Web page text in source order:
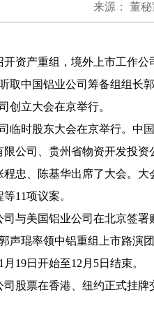
来源： 董秘
资产重组，境外上市工作
取中国铝业公司筹备组组长
创立大会在京举行。
临时股东大会在京举行。
公司、贵州省物资开发投
忠、陈基华出席了大会。
11项议案。
与美国铝业公司在北京签署
声琨率领中铝重组上市路
19日开始至12月5日结束。
股票在香港、纽约正式挂牌